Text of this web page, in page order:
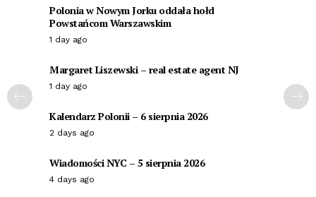
Polonia w Nowym Jorku oddała hołd
Powstańcom Warszawskim
1 day ago
Margaret Liszewski – real estate agent NJ
1 day ago
Kalendarz Polonii – 6 sierpnia 2026
2 days ago
Wiadomości NYC – 5 sierpnia 2026
4 days ago